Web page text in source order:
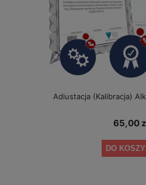
Adiustacja (Kalibracja)
65,00
DO